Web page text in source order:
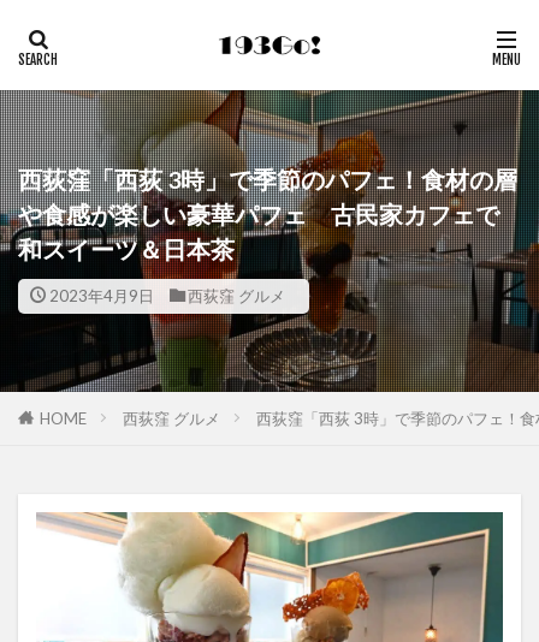
西荻窪「西荻 3時」で季節のパフェ！食材の層
や食感が楽しい豪華パフェ 古民家カフェで
和スイーツ＆日本茶
2023年4月9日 西荻窪 グルメ
HOME 西荻窪 グルメ 西荻窪「西荻 3時」で季節のパフェ！